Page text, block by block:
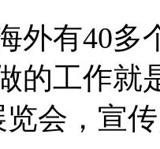
外有40多
的工作就
览会，宣